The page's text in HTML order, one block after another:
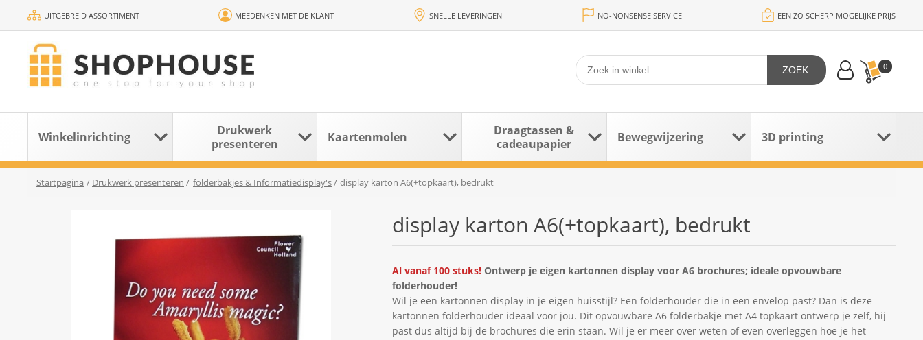
UITGEBREID ASSORTIMENT MEEDENKEN MET DE KLANT SNELLE LEVERINGEN NO-NONSENSE SERVICE EEN ZO SCHERP MOGELIJKE PRIJS
0
ZOEK
Winkelinrichting
Drukwerk
presenteren
Kaartenmolen
Draagtassen &
cadeaupapier
Bewegwijzering 3D printing
Startpagina / Drukwerk presenteren / folderbakjes & Informatiedisplay's/ display karton A6(+topkaart), bedrukt
display karton A6(+topkaart), bedrukt
Al vanaf 100 stuks!Ontwerp je eigen kartonnen display voor A6 brochures; ideale opvouwbare
folderhouder!
Wil je een kartonnen display in je eigen huisstijl? Een folderhouder die in een envelop past? Dan is deze
kartonnen folderhouder ideaal voor jou. Dit opvouwbare A6 folderbakje met A4 topkaart ontwerp je zelf, hij
past dus altijd bij de brochures die erin staan. Wil je er meer over weten of even overleggen hoe je het